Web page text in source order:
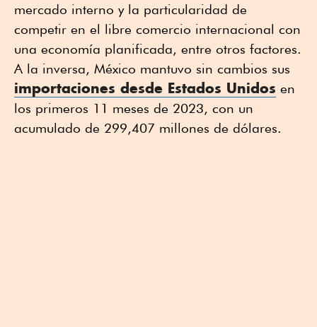
mercado interno y la particularidad de
competir en el libre comercio internacional con
una economía planificada, entre otros factores.
A la inversa, México mantuvo sin cambios sus
importaciones desde Estados Unidos en
los primeros 11 meses de 2023, con un
acumulado de 299,407 millones de dólares.